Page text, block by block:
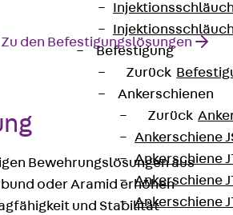
Befestigung
Zurück
Ankerschienen
Zurück
Ankerschiene
Ankerschiene
Ankerschiene
Ankerschiene
Zu den Befestigungslösungen
Bewehrungslösungen aus
oder Aramid erhöhen
und Stabilität